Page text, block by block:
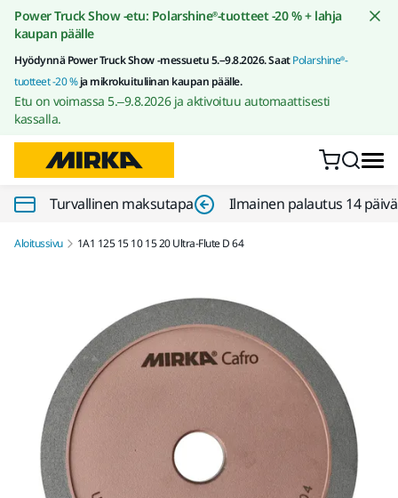
Siirry sisältöön
Power Truck Show -etu: Polarshine®-tuotteet -20 % + lahja
kaupan päälle
Hyödynnä Power Truck Show -messuetu 5.–9.8.2026. SaatPolarshine®-
tuotteet -20 %ja mikrokuituliinan kaupan päälle.
Etu on voimassa 5.–9.8.2026 ja aktivoituu automaattisesti
kassalla.
Turvallinen maksutapa Ilmainen palautus 14
Aloitussivu 1A1 125 15 10 15 20 Ultra-Flute D 64